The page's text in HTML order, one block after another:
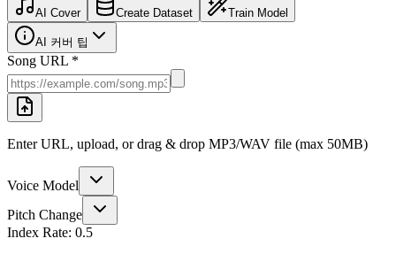
AI Cover Create Dataset Train Model
AI 커버 팁
Song URL *
Enter URL, upload, or drag & drop MP3/WAV file (max 50MB)
Voice Model
Pitch Change
Index Rate: 0.5